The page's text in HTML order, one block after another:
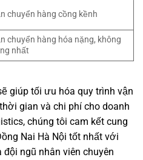
chuyển hàng cồng kềnh
chuyển hàng hóa nặng, không
nhất
giúp tối ưu hóa quy trình vận
gian và chi phí cho doanh
chúng tôi cam kết cung
Nai Hà Nội tốt nhất với
ngũ nhân viên chuyên